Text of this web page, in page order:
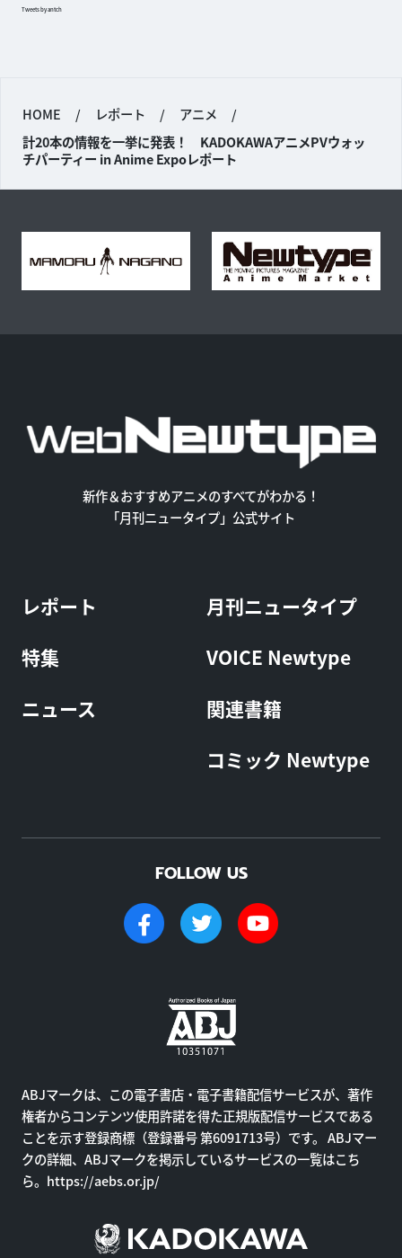
Tweets by antch
HOME / レポート / アニメ
/
計20本の情報を一挙に発表！ KADOKAWAアニメPVウォッ
チパーティー in Anime Expoレポート
新作＆おすすめアニメのすべてがわかる！
「月刊ニュータイプ」公式サイト
レポート
特集
ニュース
月刊ニュータイプ
VOICE Newtype
関連書籍
コミック Newtype
FOLLOW US
ABJマークは、この電子書店・電子書籍配信サービスが、著作
権者からコンテンツ使用許諾を得た正規版配信サービスである
ことを示す登録商標（登録番号 第6091713号）です。 ABJマー
クの詳細、ABJマークを掲示しているサービスの一覧はこち
ら。 https://aebs.or.jp/